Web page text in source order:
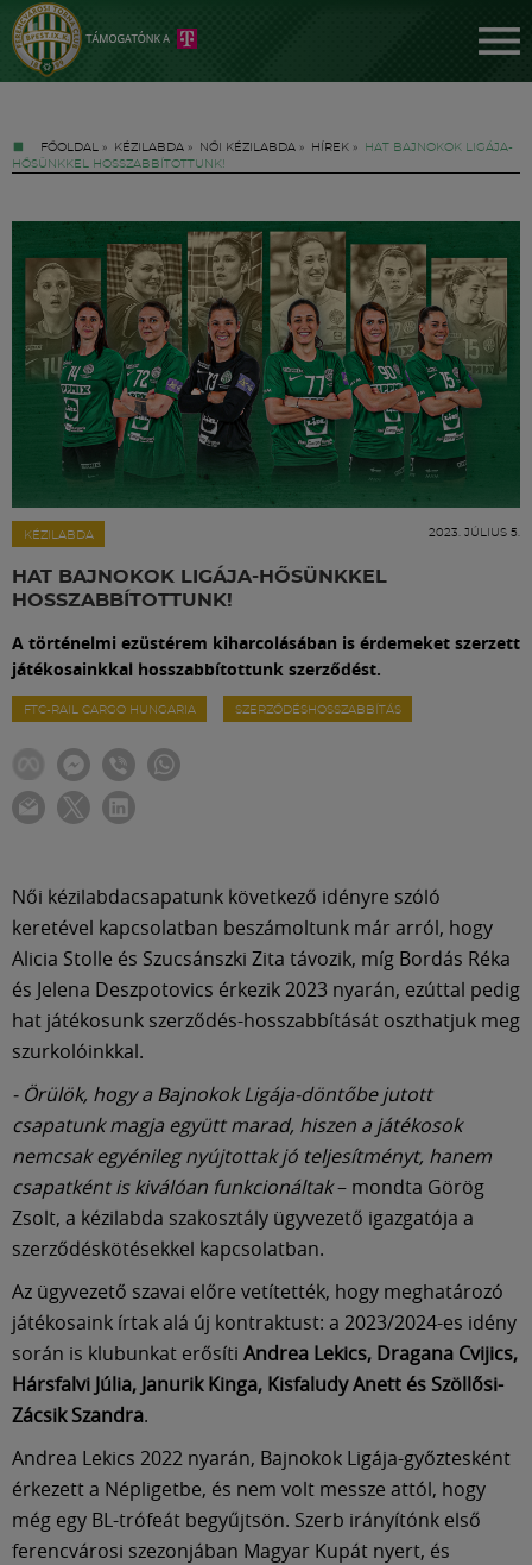
FŐOLDAL » KÉZILABDA » NŐI KÉZILABDA » HÍREK »
HAT BAJNOKOK LIGÁJA-
HŐSÜNKKEL HOSSZABBÍTOTTUNK!
KÉZILABDA 2023. JÚLIUS 5.
HAT BAJNOKOK LIGÁJA-HŐSÜNKKEL
HOSSZABBÍTOTTUNK!
A történelmi ezüstérem kiharcolásában is érdemeket szerzett
játékosainkkal hosszabbítottunk szerződést.
FTC-RAIL CARGO HUNGARIA SZERZŐDÉSHOSSZABBÍTÁS
Női kézilabdacsapatunk következő idényre szóló
keretével kapcsolatban beszámoltunk már arról, hogy
Alicia Stolle és Szucsánszki Zita távozik, míg Bordás Réka
és Jelena Deszpotovics érkezik 2023 nyarán, ezúttal pedig
hat játékosunk szerződés-hosszabbítását oszthatjuk meg
szurkolóinkkal.
- Örülök, hogy a Bajnokok Ligája-döntőbe jutott
csapatunk magja együtt marad, hiszen a játékosok
nemcsak egyénileg nyújtottak jó teljesítményt, hanem
csapatként is kiválóan funkcionáltak– mondta Görög
Zsolt, a kézilabda szakosztály ügyvezető igazgatója a
szerződéskötésekkel kapcsolatban.
Az ügyvezető szavai előre vetítették, hogy meghatározó
játékosaink írtak alá új kontraktust: a 2023/2024-es idény
során is klubunkat erősíti Andrea Lekics, Dragana Cvijics,
Hársfalvi Júlia, Janurik Kinga, Kisfaludy Anett és Szöllősi-
Zácsik Szandra.
Andrea Lekics 2022 nyarán, Bajnokok Ligája-győztesként
érkezett a Népligetbe, és nem volt messze attól, hogy
még egy BL-trófeát begyűjtsön. Szerb irányítónk első
ferencvárosi szezonjában Magyar Kupát nyert, és
Jegyek
FM YouTube +
Hírek
Labdarúgás
Meccscenter
Klub
Shop
Közösség
Múzeum
English